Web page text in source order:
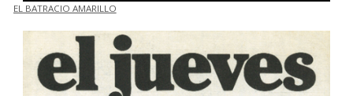
EL BATRACIO AMARILLO